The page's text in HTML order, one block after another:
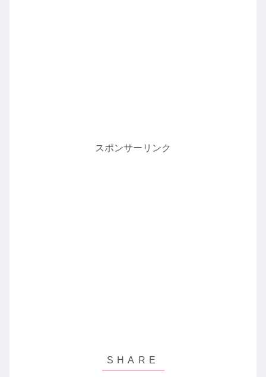
スポンサーリンク